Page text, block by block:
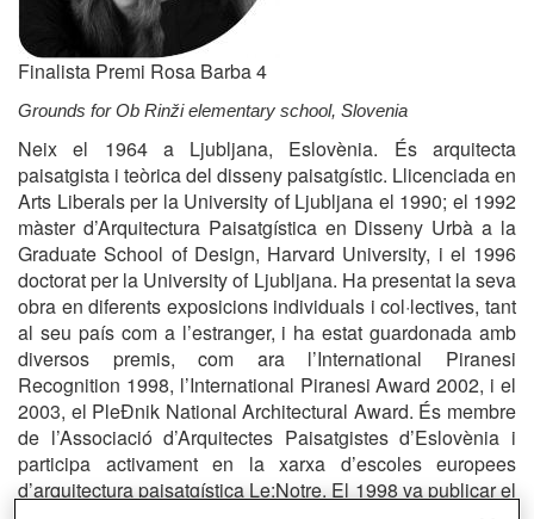
Finalista Premi Rosa Barba 4
Grounds for Ob Rinži elementary school, Slovenia
Neix el 1964 a Ljubljana, Eslovènia. És arquitecta
paisatgista i teòrica del disseny paisatgístic. Llicenciada en
Arts Liberals per la University of Ljubljana el 1990; el 1992
màster d’Arquitectura Paisatgística en Disseny Urbà a la
Graduate School of Design, Harvard University, i el 1996
doctorat per la University of Ljubljana. Ha presentat la seva
obra en diferents exposicions individuals i col·lectives, tant
al seu país com a l’estranger, i ha estat guardonada amb
diversos premis, com ara l’International Piranesi
Recognition 1998, l’International Piranesi Award 2002, i el
2003, el PleÐnik National Architectural Award. És membre
de l’Associació d’Arquitectes Paisatgistes d’Eslovènia i
participa activament en la xarxa d’escoles europees
d’arquitectura paisatgística Le:Notre. El 1998 va publicar el